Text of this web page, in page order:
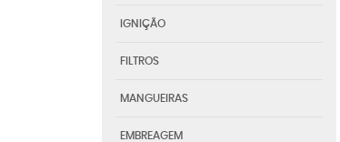
IGNIÇÃO
FILTROS
MANGUEIRAS
EMBREAGEM